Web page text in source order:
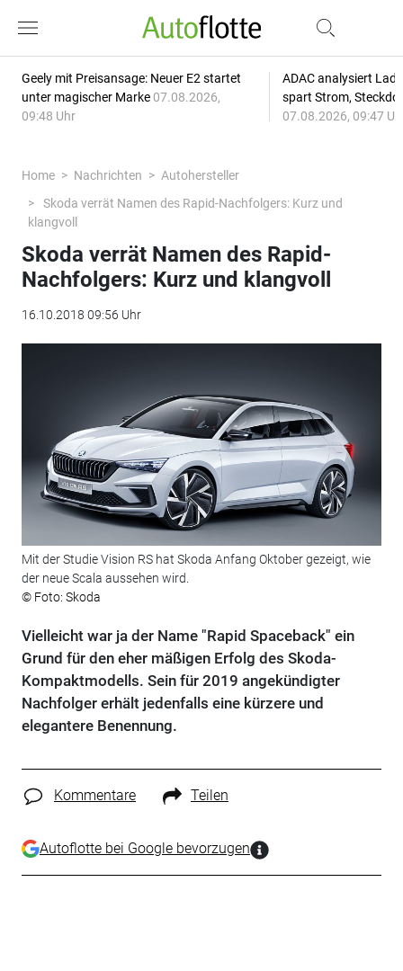
Geely mit Preisansage: Neuer E2 startet
unter magischer Marke 07.08.2026,
09:48 Uhr
ADAC analysiert
spart Strom,
07.08.2026, 09:47
Home Nachrichten
Autohersteller
Skoda verrät Namen des Rapid-Nachfolgers: Kurz und
klangvoll
Skoda verrät Namen des Rapid-
Nachfolgers: Kurz und klangvoll
16.10.2018 09:56 Uhr
Mit der Studie Vision RS hat Skoda Anfang Oktober gezeigt, wie
der neue Scala aussehen wird.
© Foto: Skoda
Vielleicht war ja der Name "Rapid Spaceback" ein
Grund für den eher mäßigen Erfolg des Skoda-
Kompaktmodells. Sein für 2019 angekündigter
Nachfolger erhält jedenfalls eine kürzere und
elegantere Benennung.
Kommentare Teilen
Autoflotte bei Google bevorzugen